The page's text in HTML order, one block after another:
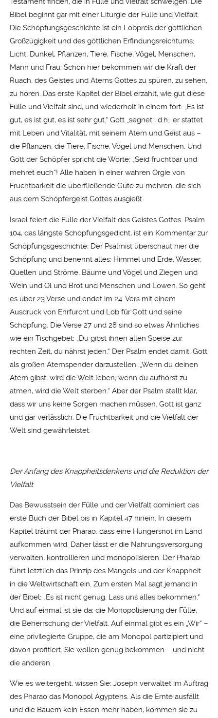
Bibel beginnt gar mit einer Liturgie der Fülle und Vielfalt.
Die Schöpfungsgeschichte ist ein Lobpreis der göttlichen
Großzügigkeit und des göttlichen Erfindungsreichtums:
Licht, Dunkel, Pflanzen, Tiere, Fische, Vögel, Menschen,
Mann und Frau. Schon hier bekommen wir die Kraft der
Ruach, des Geistes und Atems Gottes zu spüren, zu sehen,
zu hören. Das erste Kapitel der Bibel erzählt, wie gut diese
Fülle und Vielfalt sind, und wiederholt in einem fort: „Es ist
gut, es ist gut, es ist sehr gut.“ Gott „segnet“, d.h.: er stattet
mit Leben und Vitalität, mit seinem Atem und Geist aus –
die Pflanzen, die Tiere, Fische, Vögel und Menschen. Und
Gott der Schöpfer spricht die Worte: „Seid fruchtbar und
mehret euch“! Alle haben in einer wahren Orgie von
Fruchtbarkeit die überfließende Güte zu mehren, die sich
aus dem Schöpfergeist Gottes ausgießt.
Israel feiert die Fülle der Vielfalt des Geistes Gottes. Psalm
104, das längste Schöpfungsgedicht, ist ein Kommentar zur
Schöpfungsgeschichte: Der Psalmist überschaut hier die
Schöpfung und benennt alles: Himmel und Erde, Wasser,
Quellen und Ströme, Bäume und Vögel und Ziegen und
Wein und Öl und Brot und Menschen und Löwen. So geht
es über 23 Verse und endet im 24. Vers mit einem
Ausdruck von Ehrfurcht und Lob für Gott und seine
Schöpfung. Die Verse 27 und 28 sind so etwas Ähnliches
wie ein Tischgebet: „Du gibst ihnen allen Speise zur
rechten Zeit, du nährst jeden.“ Der Psalm endet damit, Gott
als großen Atemspender darzustellen: „Wenn du deinen
Atem gibst, wird die Welt leben; wenn du aufhörst zu
atmen, wird die Welt sterben.“ Aber der Psalm stellt klar,
dass wir uns keine Sorgen machen müssen. Gott ist ganz
und gar verlässlich. Die Fruchtbarkeit und die Vielfalt der
Welt sind gewährleistet.
Der Anfang des Knappheitsdenkens und die Reduktion der
Vielfalt
Das Bewusstsein der Fülle und der Vielfalt dominiert das
erste Buch der Bibel bis in Kapitel 47 hinein. In diesem
Kapitel träumt der Pharao, dass eine Hungersnot im Land
aufkommen wird. Daher lässt er die Nahrungsversorgung
verwalten, kontrollieren und monopolisieren. Der Pharao
führt letztlich das Prinzip des Mangels und der Knappheit
in die Weltwirtschaft ein. Zum ersten Mal sagt jemand in
der Bibel: „Es ist nicht genug. Lass uns alles bekommen.“
Und auf einmal ist sie da: die Monopolisierung der Fülle,
die Beherrschung der Vielfalt. Auf einmal gibt es ein „Wir“ –
eine privilegierte Gruppe, die am Monopol partizipiert und
davon profitiert. Sie wollen genug bekommen ­– und nicht
die anderen.
Wie es weitergeht, wissen Sie: Joseph verwaltet im Auftrag
des Pharao das Monopol Ägyptens. Als die Ernte ausfällt
und die Bauern kein Essen mehr haben, kommen sie zu